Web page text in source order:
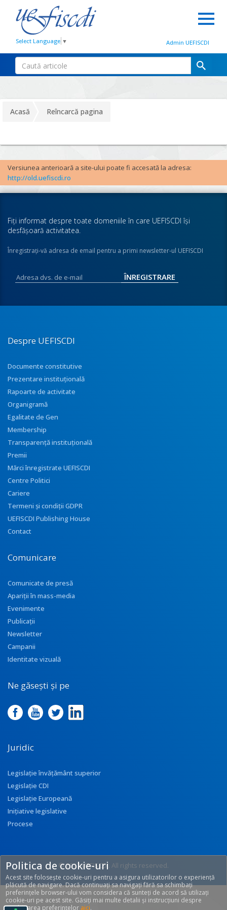
Select Language ▼ Admin UEFISCDI
Acasă Reîncarcă pagina
Versiunea anterioară a site-ului poate fi accesată la adresa:
http://old.uefiscdi.ro
Fiţi informat despre toate domeniile în care UEFISCDI îşi
desfăşoară activitatea.
Înregistraţi-vă adresa de email pentru a primi newsletter-ul UEFISCDI
Despre UEFISCDI
Documente constitutive
Prezentare instituţională
Rapoarte de activitate
Organigramă
Egalitate de Gen
Membership
Transparenţă instituţională
Premii
Mărci înregistrate UEFISCDI
Centre Politici
Cariere
Termeni și condiții GDPR
UEFISCDI Publishing House
Contact
Comunicare
Comunicate de presă
Apariţii în mass-media
Evenimente
Publicații
Newsletter
Campanii
Identitate vizuală
Ne găsești și pe
Juridic
Legislație învățământ superior
Legislație CDI
Legislație Europeană
Inițiative legislative
Procese
© 2017 UEFISCDI. All rights reserved.
[T: 0.313, O: 92]
Politica de cookie-uri
Acest site folosește cookie-uri pentru a asigura utilizatorilor o experiență
plăcută de navigare. Dacă continuați sa navigați fără sa schimbați
preferințele browser-ului vom considera că sunteți de acord să utilizați
cookie-uri pe acest site. Găsiți mai multe detalii și instrucțiuni despre
modificarea preferințelor aici.